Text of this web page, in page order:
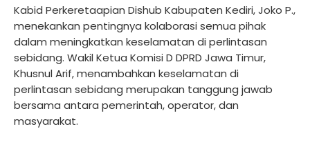
Kabid Perkeretaapian Dishub Kabupaten Kediri, Joko P.,
menekankan pentingnya kolaborasi semua pihak
dalam meningkatkan keselamatan di perlintasan
sebidang. Wakil Ketua Komisi D DPRD Jawa Timur,
Khusnul Arif, menambahkan keselamatan di
perlintasan sebidang merupakan tanggung jawab
bersama antara pemerintah, operator, dan
masyarakat.